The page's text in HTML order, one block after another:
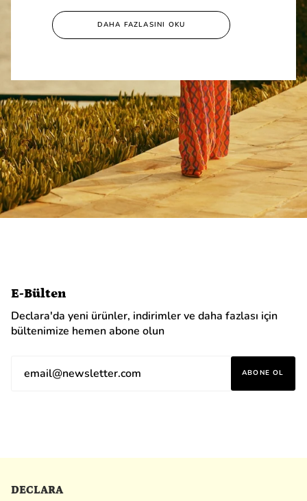
DAHA FAZLASINI OKU
E-Bülten
Declara'da yeni ürünler, indirimler ve daha fazlası için
bültenimize hemen abone olun
ABONE OL
DECLARA